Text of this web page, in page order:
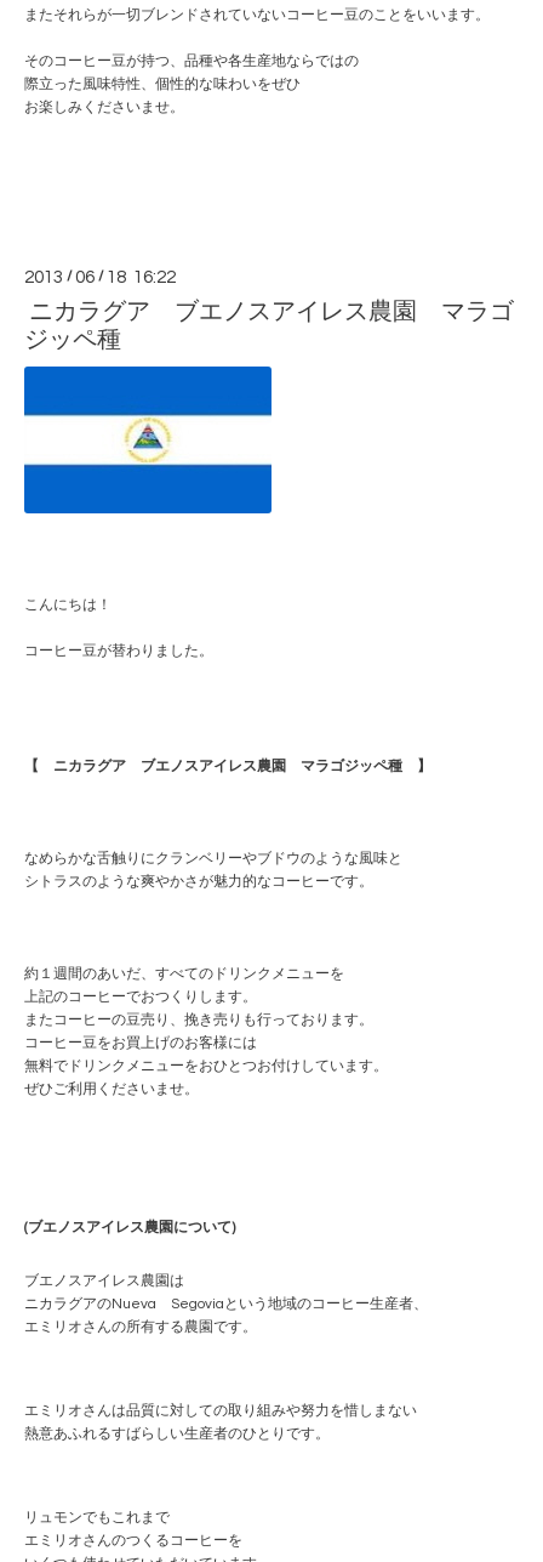
またそれらが一切ブレンドされていないコーヒー豆のことをいいます。
そのコーヒー豆が持つ、品種や各生産地ならではの
際立った風味特性、個性的な味わいをぜひ
お楽しみくださいませ。
2013 /06 / 18 16:22
ニカラグア ブエノスアイレス農園 マラゴ
ジッペ種
こんにちは！
コーヒー豆が替わりました。
【 ニカラグア ブエノスアイレス農園 マラゴジッペ種 】
なめらかな舌触りにクランベリーやブドウのような風味と
シトラスのような爽やかさが魅力的なコーヒーです。
約１週間のあいだ、すべてのドリンクメニューを
上記のコーヒーでおつくりします。
またコーヒーの豆売り、挽き売りも行っております。
コーヒー豆をお買上げのお客様には
無料でドリンクメニューをおひとつお付けしています。
ぜひご利用くださいませ。
(ブエノスアイレス農園について)
ブエノスアイレス農園は
ニカラグアのNueva Segoviaという地域のコーヒー生産者、
エミリオさんの所有する農園です。
エミリオさんは品質に対しての取り組みや努力を惜しまない
熱意あふれるすばらしい生産者のひとりです。
リュモンでもこれまで
エミリオさんのつくるコーヒーを